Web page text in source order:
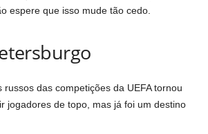
espere que isso mude tão cedo.
russos das competições da UEFA tornou
jogadores de topo, mas já foi um destino